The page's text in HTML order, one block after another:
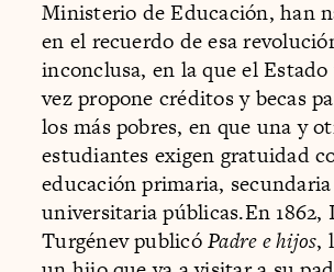
Ministerio de Educación, han
en el recuerdo de esa
inconclusa, en la que el
vez propone créditos y becas
los más pobres, en que una y
estudiantes exigen gratuidad
educación primaria,
universitaria públicas.En 1862,
Turgénev publicóPadre e hijos,